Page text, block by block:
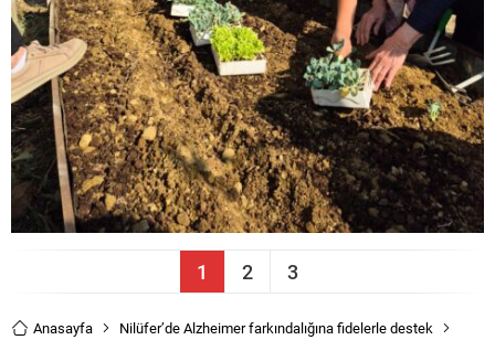
1 2 3
Anasayfa
Nilüfer’de Alzheimer farkındalığına fidelerle destek